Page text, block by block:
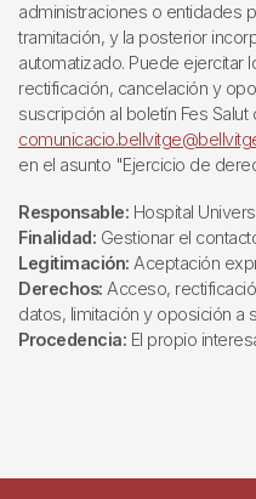
administraciones o entidades
tramitación, y la posterior
automatizado. Puede ejercitar
rectificación, cancelación y
suscripción al boletín Fes
en el asunto "Ejercicio de
Responsable: Hospital
Finalidad: Gestionar el
Legitimación: Aceptación
Derechos: Acceso,
datos, limitación y oposición a
Procedencia: El propio